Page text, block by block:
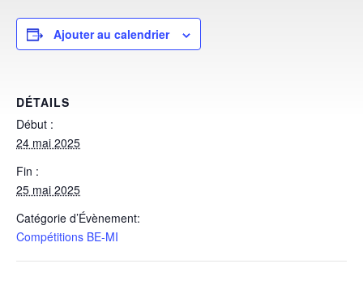
Ajouter au calendrier
DÉTAILS
Début :
24 mai 2025
Fin :
25 mai 2025
Catégorie d’Évènement:
Compétitions BE-MI